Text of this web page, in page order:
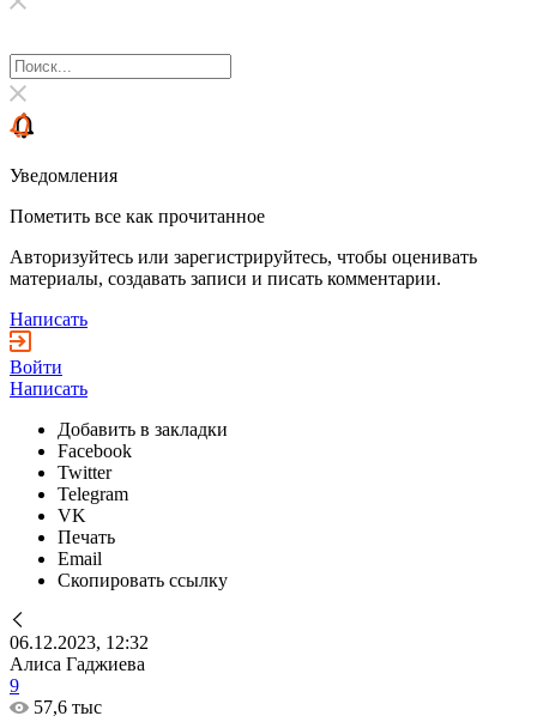
Уведомления
Пометить все как прочитанное
Авторизуйтесь или зарегистрируйтесь, чтобы оценивать
материалы, создавать записи и писать комментарии.
Написать
Войти
Написать
Добавить в закладки
Facebook
Twitter
Telegram
VK
Печать
Email
Скопировать ссылку
06.12.2023, 12:32
Алиса Гаджиева
9
57,6 тыс